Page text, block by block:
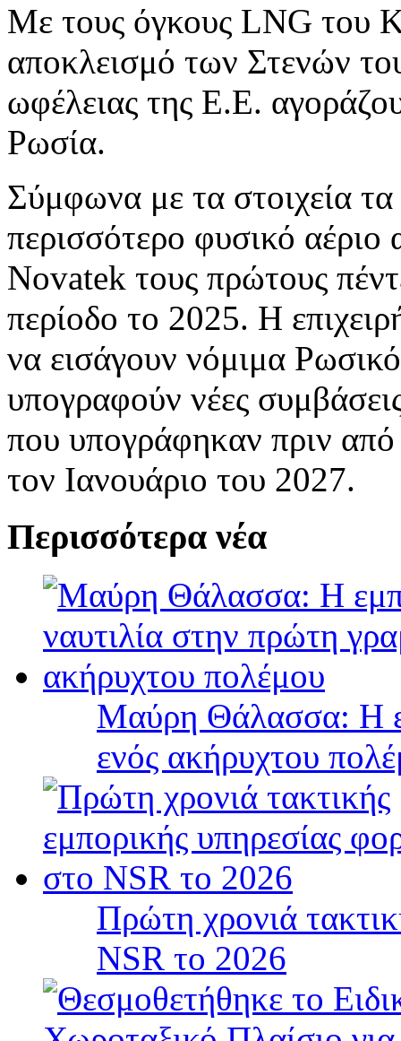
Με τους όγκους LNG του
αποκλεισμό των Στενών
ωφέλειας της Ε.Ε.
Ρωσία.
Σύμφωνα με τα στοιχεία
περισσότερο φυσικό
Novatek τους πρώτους
περίοδο το 2025. Η
να εισάγουν νόμιμα
υπογραφούν νέες
που υπογράφηκαν πριν
τον Ιανουάριο του 2027.
Περισσότερα νέα
Μαύρη Θάλασσα: Η
ενός ακήρυχτου
Πρώτη χρονιά
NSR το 2026